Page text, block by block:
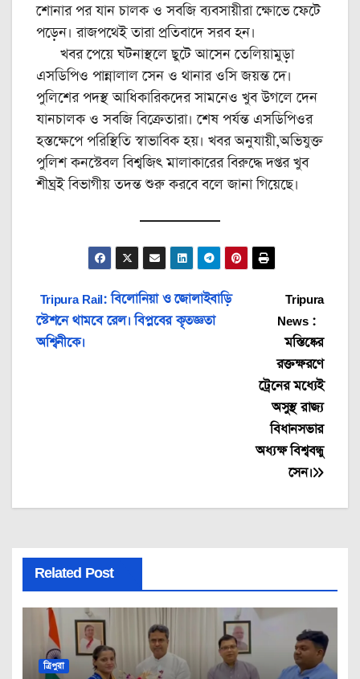
শোনার পর যান চালক ও সবজি ব্যবসায়ীরা ক্ষোভে ফেটে
পড়েন। রাজপথেই তারা প্রতিবাদে সরব হন।
খবর পেয়ে ঘটনাস্থলে ছুটে আসেন তেলিয়ামুড়া
এসডিপিও পান্নালাল সেন ও থানার ওসি জয়ন্ত দে।
পুলিশের পদস্থ আধিকারিকদের সামনেও খুব উগলে দেন
যানচালক ও সবজি বিক্রেতারা। শেষ পর্যন্ত এসডিপিওর
হস্তক্ষেপে পরিস্থিতি স্বাভাবিক হয়। খবর অনুযায়ী,অভিযুক্ত
পুলিশ কনস্টেবল বিশ্বজিৎ মালাকারের বিরুদ্ধে দপ্তর খুব
শীঘ্রই বিভাগীয় তদন্ত শুরু করবে বলে জানা গিয়েছে।
Post
navigation
Tripura
News :
মস্তিষ্কের
রক্তক্ষরণে
ট্রেনের মধ্যেই
অসুস্থ রাজ্য
বিধানসভার
অধ্যক্ষ বিশ্ববন্ধু
সেন।
Tripura Rail: বিলোনিয়া ও জোলাইবাড়ি
স্টেশনে থামবে রেল। বিপ্লবের কৃতজ্ঞতা
অশ্বিনীকে।
Related Post
ত্রিপুরা